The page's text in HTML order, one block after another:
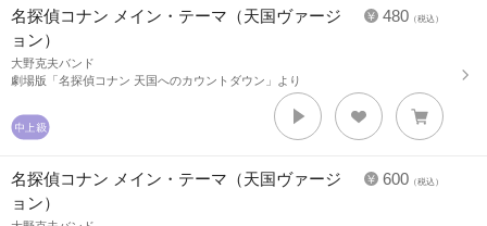
480 （税込）
名探偵コナン メイン・テーマ（天国ヴァージ
ョン）
大野克夫バンド
劇場版「名探偵コナン 天国へのカウントダウン」より
600 （税込）
名探偵コナン メイン・テーマ（天国ヴァージ
ョン）